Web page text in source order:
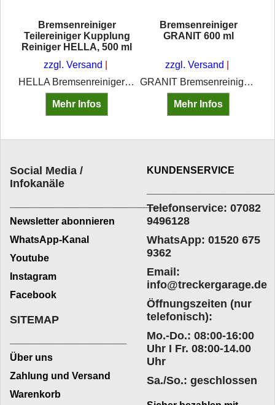
Bremsenreiniger
Teilereiniger Kupplung
Reiniger HELLA, 500 ml
zzgl. Versand
HELLA Bremsenreiniger 500 ml (8DX 355 370-001) entfernt Öl, Fett, Schmutz und Bremsstaub. Rückstandsfrei und schnell verdunstend. Ideal für Brems- und Kupplungsteile.
Mehr Infos
Bremsenreiniger
GRANIT 600 ml
zzgl. Versand
GRANIT Bremsenreiniger 600 ml zur Reinigung von Bremsen, Kupplungen, Motoren und Hydraulikteilen. Entfernt Öl, Fett, Harz und Schmutz, rückstandsfrei.
Mehr Infos
Social Media /
Infokanäle
_________________________
Newsletter abonnieren
WhatsApp-Kanal
Youtube
Instagram
Facebook
KUNDENSERVICE
Telefonservice: 07082
9496128
WhatsApp: 01520 675
9362
Email:
info@treckergarage.de
Öffnungszeiten (nur
telefonisch):
Mo.-Do.: 08:00-16:00
Uhr I Fr. 08:00-14.00
Uhr
Sa./So.: geschlossen
SITEMAP
Über uns
Zahlung und Versand
Warenkorb